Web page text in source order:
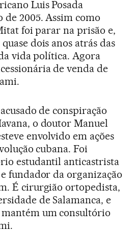
Luis Posada
2005. Assim como
foi parar na prisão e,
dois anos atrás das
vida política. Agora
de venda de
de conspiração
o doutor Manuel
envolvido em ações
cubana. Foi
estudantil anticastrista
fundador da organização
É cirurgião ortopedista,
de Salamanca, e
mantém um consultório